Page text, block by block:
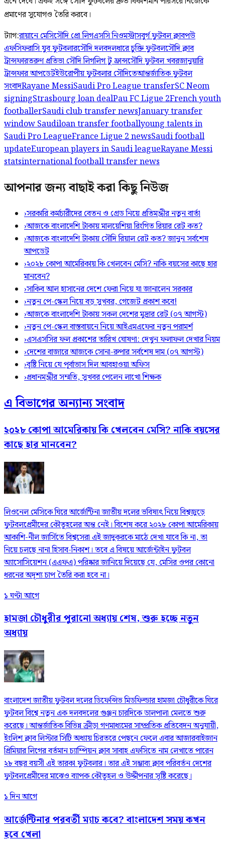
প্রমাণের সুযোগও তৈরি করবে।
ট্যাগ:রায়ানে মেসিসৌদি প্রো লিগএসসি নিওমস্ট্রাসবুর্গ ফুটবল ক্লাবপউ
এফসিফরাসি যুব ফুটবলারসৌদি দলবদলধারে চুক্তি ফুটবলসৌদি ক্লাব
ট্রান্সফারতরুণ প্রতিভা সৌদি লিগলিগ টু ফ্রান্সসৌদি ফুটবল খবরজানুয়ারি
ট্রান্সফার আপডেটইউরোপীয় ফুটবলার সৌদিতেআন্তর্জাতিক ফুটবল
সংবাদRayane MessiSaudi Pro League transferSC Neom
signingStrasbourg loan dealPau FC Ligue 2French youth
footballerSaudi club transfer newsJanuary transfer
window Saudiloan transfer footballyoung talents in
Saudi Pro LeagueFrance Ligue 2 newsSaudi football
updateEuropean players in Saudi leagueRayane Messi
statsinternational football transfer news
আপনার জন্য বাছাই করা কিছু নিউজ
›সরকারি কর্মচারীদের বেতন ও গ্রেড নিয়ে প্রতিমন্ত্রীর নতুন বার্তা
›আজকে বাংলাদেশি টাকায় মালয়েশিয়া রিংগিত রিয়ার রেট কত?
›আজকে বাংলাদেশি টাকায় সৌদি রিয়াল রেট কত? জানুন সর্বশেষ
আপডেট
›২০২৮ কোপা আমেরিকায় কি খেলবেন মেসি? নাকি বয়সের কাছে হার
মানবেন?
›সাকিব আল হাসানের দেশে ফেরা নিয়ে যা জানালেন সরকার
›নতুন পে-স্কেল নিয়ে বড় সুখবর, গেজেট প্রকাশ কবে!
›আজকে বাংলাদেশি টাকায় সকল দেশের মুদ্রার রেট (০৭ আগস্ট)
›নতুন পে-স্কেল বাস্তবায়নে নিয়ে আইএমএফের নতুন পরামর্শ
›এসএসসির ফল প্রকাশের তারিখ ঘোষণা: দেখুন ফলাফল দেখার নিয়ম
›দেশের বাজারে আজকে সোনা-রুপার সর্বশেষ দাম (০৭ আগস্ট)
›বৃষ্টি নিয়ে যে পূর্বাভাস দিল আবহাওয়া অফিস
›প্রধানমন্ত্রীর সম্মতি, সুখবর পেলেন লাখো শিক্ষক
এ বিভাগের অন্যান্য সংবাদ
২০২৮ কোপা আমেরিকায় কি খেলবেন মেসি? নাকি বয়সের
কাছে হার মানবেন?
লিওনেল মেসিকে ঘিরে আর্জেন্টিনা জাতীয় দলের ভবিষ্যৎ নিয়ে বিশ্বজুড়ে
ফুটবলপ্রেমীদের কৌতূহলের অন্ত নেই। বিশেষ করে ২০২৮ কোপা আমেরিকায়
আকাশি-নীল জার্সিতে বিশ্বসেরা এই জাদুকরকে মাঠে দেখা যাবে কি না, তা
নিয়ে চলছে নানা হিসাব-নিকাশ। তবে এ বিষয়ে আর্জেন্টাইন ফুটবল
অ্যাসোসিয়েশন (এএফএ) পরিষ্কার জানিয়ে দিয়েছে যে, মেসির ওপর কোনো
ধরনের অদৃশ্য চাপ তৈরি করা হবে না।
১ ঘণ্টা আগে
হামজা চৌধুরীর পুরানো অধ্যায় শেষ, শুরু হচ্ছে নতুন
অধ্যায়
বাংলাদেশ জাতীয় ফুটবল দলের ডিফেন্সিভ মিডফিল্ডার হামজা চৌধুরীকে ঘিরে
ফুটবল বিশ্বে নতুন এক দলবদলের গুঞ্জন চারদিকে ডালপালা মেলতে শুরু
করেছে। আন্তর্জাতিক বিভিন্ন ক্রীড়া গণমাধ্যমের সাম্প্রতিক প্রতিবেদন অনুযায়ী,
ইংলিশ ক্লাব লিস্টার সিটি অধ্যায় চিরতরে পেছনে ফেলে এবার আজারবাইজান
প্রিমিয়ার লিগের বর্তমান চ্যাম্পিয়ন ক্লাব সাবাহ এফসিতে নাম লেখাতে পারেন
২৮ বছর বয়সী এই তারকা ফুটবলার। তার এই সম্ভাব্য ক্লাব পরিবর্তন দেশের
ফুটবলপ্রেমীদের মাঝেও ব্যাপক কৌতূহল ও উদ্দীপনার সৃষ্টি করেছে।
১ দিন আগে
আর্জেন্টিনার পরবর্তী ম্যাচ কবে? বাংলাদেশ সময় কখন
হবে খেলা